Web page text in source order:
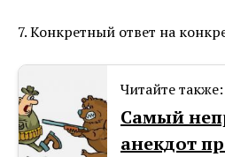
7. Конкретный ответ на
Читайте также:
Самый
анекдот